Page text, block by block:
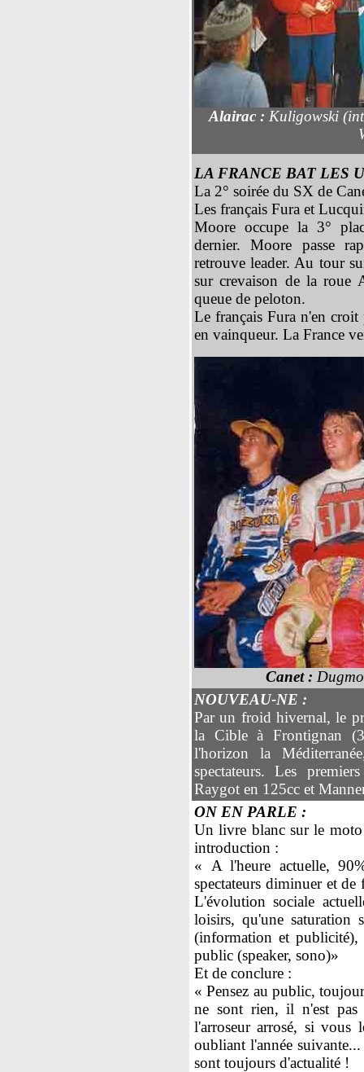
Alairac : Kuligowski
LA FRANCE BAT LES
La 2° soirée du SX de
Les français Fura et
Moore occupe la 3°
dernier. Moore passe
retrouve leader. Au tour
sur crevaison de la roue
queue de peloton.
Le français Fura n'en croit
en vainqueur. La France
Canet :
NOUVEAU-NE :
Par un froid hivernal, le
la Cible à Frontignan
l'horizon la
spectateurs. Les
Raygot en 125cc et
ON EN PARLE :
Un livre blanc sur le
introduction :
« A l'heure actuelle,
spectateurs diminuer et de
L'évolution sociale
loisirs, qu'une saturation
(information et
public (speaker, sono)»
Et de conclure :
« Pensez au public,
ne sont rien, il n'est pas
l'arroseur arrosé, si vous
oubliant l'année
sont toujours d'actualité !